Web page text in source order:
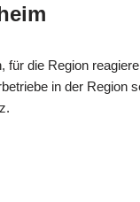
für die Region
in der Region